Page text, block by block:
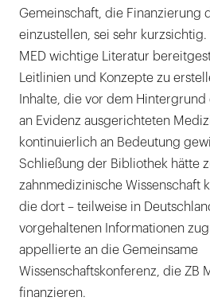
Gemeinschaft, die Finanzierung
einzustellen, sei sehr kurzsichtig.
MED wichtige Literatur
Leitlinien und Konzepte zu
Inhalte, die vor dem
an Evidenz ausgerichteten
kontinuierlich an Bedeutung
Schließung der Bibliothek hätte
zahnmedizinische Wissenschaft
die dort – teilweise in
vorgehaltenen Informationen
appellierte an die Gemeinsame
Wissenschaftskonferenz, die ZB
finanzieren.